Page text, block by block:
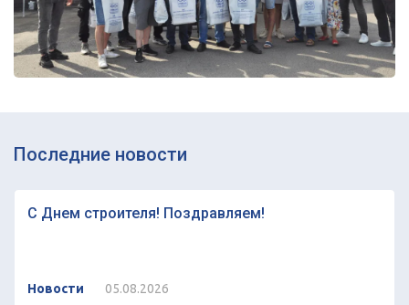
Последние новости
С Днем строителя! Поздравляем!
Новости 05.08.2026